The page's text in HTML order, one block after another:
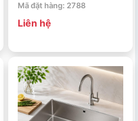
Mã đặt hàng: 2788
Liên hệ